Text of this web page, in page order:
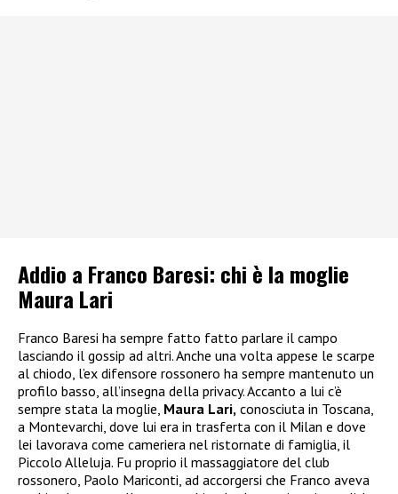
Addio a Franco Baresi: chi è la moglie
Maura Lari
Franco Baresi ha sempre fatto fatto parlare il campo
lasciando il gossip ad altri. Anche una volta appese le scarpe
al chiodo, l’ex difensore rossonero ha sempre mantenuto un
profilo basso, all’insegna della privacy. Accanto a lui c’è
sempre stata la moglie, Maura Lari, conosciuta in Toscana,
a Montevarchi, dove lui era in trasferta con il Milan e dove
lei lavorava come cameriera nel ristornate di famiglia, il
Piccolo Alleluja. Fu proprio il massaggiatore del club
rossonero, Paolo Mariconti, ad accorgersi che Franco aveva